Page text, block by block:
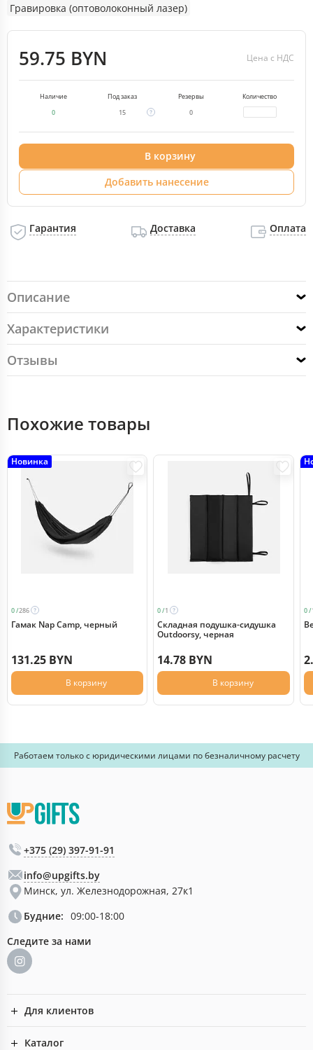
Гравировка (оптоволоконный лазер)
59.75 BYN Цена с НДС
Наличие Под заказ Резервы
Количество
0
15 0
В корзину
Добавить нанесение
Гарантия Доставка Оплата
Описание
Характеристики
Отзывы
Похожие товары
Новинка
0 /286
Гамак Nap Camp, черный
131.25 BYN
В корзину
0 /1
Складная подушка-сидушка
Outdoorsy, черная
14.78 BYN
В корзину
0 /
Работаем только с юридическими лицами по безналичному расчету
+375 (29) 397-91-91
info@upgifts.by
Минск, ул. Железнодорожная, 27к1
Будние: 09:00-18:00
Следите за нами
Для клиентов
Каталог